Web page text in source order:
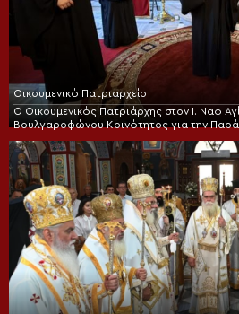
Οικουμενικό Πατριαρχείο
Ο Οικουμενικός Πατριάρχης στον I. Ναό
Βουλγαροφώνου Κοινότητος για την